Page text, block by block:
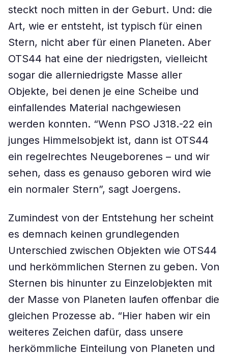
steckt noch mitten in der Geburt. Und: die
Art, wie er entsteht, ist typisch für einen
Stern, nicht aber für einen Planeten. Aber
OTS44 hat eine der niedrigsten, vielleicht
sogar die allerniedrigste Masse aller
Objekte, bei denen je eine Scheibe und
einfallendes Material nachgewiesen
werden konnten. “Wenn PSO J318.-22 ein
junges Himmelsobjekt ist, dann ist OTS44
ein regelrechtes Neugeborenes – und wir
sehen, dass es genauso geboren wird wie
ein normaler Stern”, sagt Joergens.
Zumindest von der Entstehung her scheint
es demnach keinen grundlegenden
Unterschied zwischen Objekten wie OTS44
und herkömmlichen Sternen zu geben. Von
Sternen bis hinunter zu Einzelobjekten mit
der Masse von Planeten laufen offenbar die
gleichen Prozesse ab. “Hier haben wir ein
weiteres Zeichen dafür, dass unsere
herkömmliche Einteilung von Planeten und